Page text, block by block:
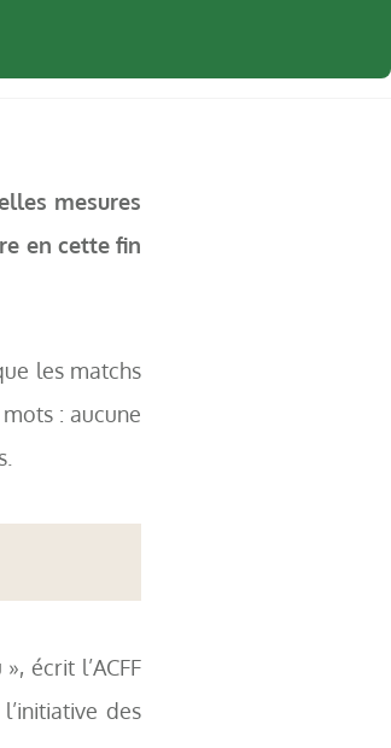
mesures
en cette fin
les matchs
: aucune
écrit l’ACFF
des